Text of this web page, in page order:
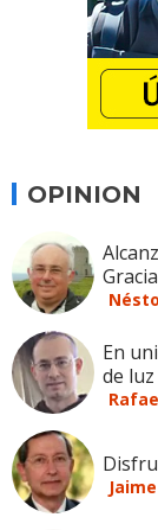
OPINION
Gracia
En
de